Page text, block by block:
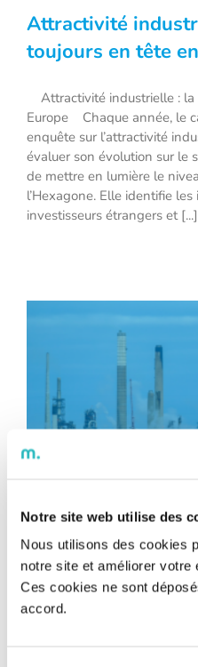
Notre site web utilise des
Nous utilisons des cookies
notre site et améliorer votre
Ces cookies ne sont
accord.
Attractivité
toujours en
Attractivité
toujours en tête
Attractivité industrielle : la
Europe Chaque année, le
enquête sur l’attractivité
évaluer son évolution sur le
de mettre en lumière le
l’Hexagone. Elle identifie
investisseurs étrangers et [...]
USA : une étude
stocker le CO2
des puits de pétrole